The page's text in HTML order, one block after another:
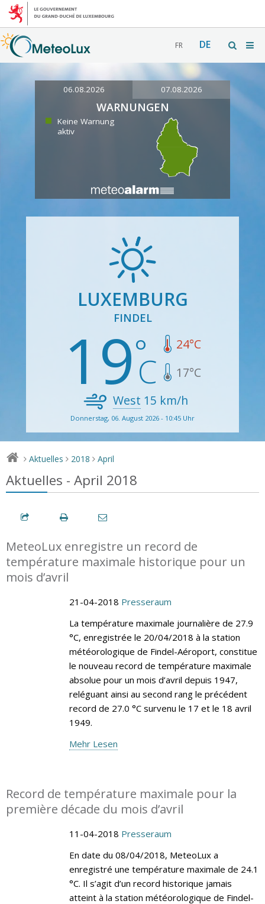
FR DE
06.08.2026 07.08.2026
WARNUNGEN
Keine Warnung
aktiv
LUXEMBURG
FINDEL
19 24°C
17°C
West 15 km/h
Donnerstag, 06. August 2026 - 10:45 Uhr
> Aktuelles > 2018 > April
Aktuelles - April 2018
MeteoLux enregistre un record de
température maximale historique pour un
mois d’avril
21-04-2018 Presseraum
La température maximale journalière de 27.9
°C, enregistrée le 20/04/2018 à la station
météorologique de Findel-Aéroport, constitue
le nouveau record de température maximale
absolue pour un mois d’avril depuis 1947,
reléguant ainsi au second rang le précédent
record de 27.0 °C survenu le 17 et le 18 avril
1949.
Mehr Lesen
Record de température maximale pour la
première décade du mois d’avril
11-04-2018 Presseraum
En date du 08/04/2018, MeteoLux a
enregistré une température maximale de 24.1
°C. Il s’agit d’un record historique jamais
atteint à la station météorologique de Findel-